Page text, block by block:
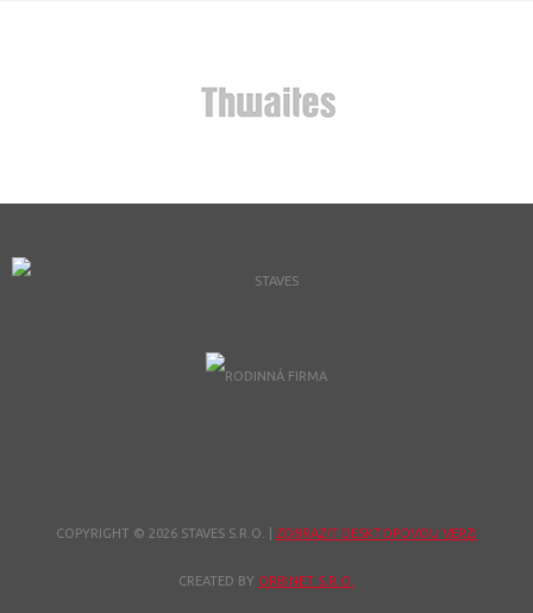
COPYRIGHT © 2026 STAVES S.R.O. ZOBRAZIT DESKTOPOVOU VERZI
CREATED BY ORBINET S.R.O.